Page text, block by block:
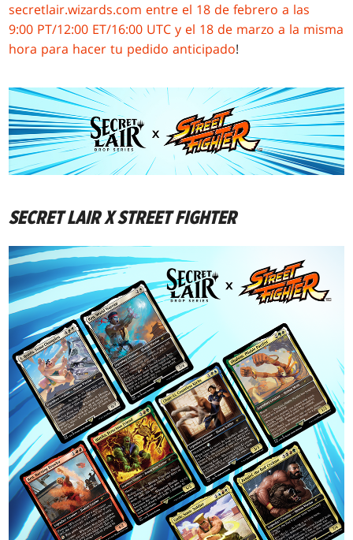
secretlair.wizards.com entre el 18 de febrero a las
9:00 PT/12:00 ET/16:00 UTC y el 18 de marzo a la misma
hora para hacer tu pedido anticipado!
SECRET LAIR X STREET FIGHTER